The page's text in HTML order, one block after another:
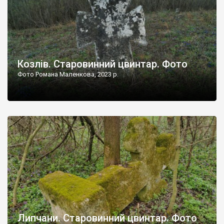
Козлів. Старовинний цвинтар. Фото
Фото Романа Маленкова, 2023 р.
Липчани. Старовинний цвинтар. Фото